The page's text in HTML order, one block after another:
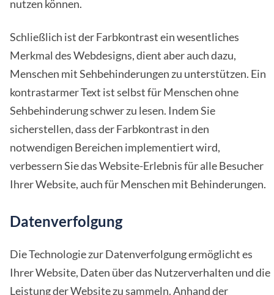
nutzen können.
Schließlich ist der Farbkontrast ein wesentliches
Merkmal des Webdesigns, dient aber auch dazu,
Menschen mit Sehbehinderungen zu unterstützen. Ein
kontrastarmer Text ist selbst für Menschen ohne
Sehbehinderung schwer zu lesen. Indem Sie
sicherstellen, dass der Farbkontrast in den
notwendigen Bereichen implementiert wird,
verbessern Sie das Website-Erlebnis für alle Besucher
Ihrer Website, auch für Menschen mit Behinderungen.
Datenverfolgung
Die Technologie zur Datenverfolgung ermöglicht es
Ihrer Website, Daten über das Nutzerverhalten und die
Leistung der Website zu sammeln. Anhand der